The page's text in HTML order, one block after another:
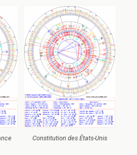
Constitution des États-Unis